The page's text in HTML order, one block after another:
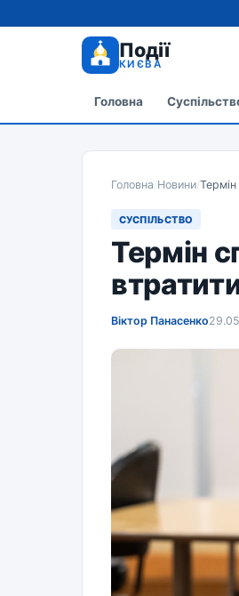
Події
КИЄВА
Головна
Головна/Новини/
СУСПІЛЬСТВО
Термін
Віктор Панасенко